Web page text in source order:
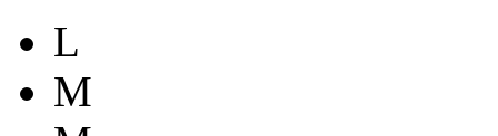
L
M